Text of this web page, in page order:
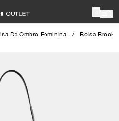
De Ombro Feminina / Bolsa